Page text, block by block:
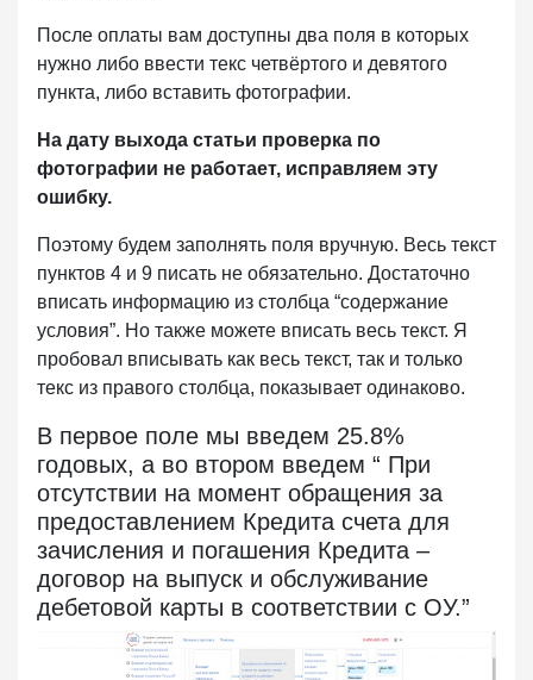
После оплаты вам доступны два поля в которых
нужно либо ввести текс четвёртого и девятого
пункта, либо вставить фотографии.
На дату выхода статьи проверка по
фотографии не работает, исправляем эту
ошибку.
Поэтому будем заполнять поля вручную. Весь текст
пунктов 4 и 9 писать не обязательно. Достаточно
вписать информацию из столбца “содержание
условия”. Но также можете вписать весь текст. Я
пробовал вписывать как весь текст, так и только
текс из правого столбца, показывает одинаково.
В первое поле мы введем 25.8%
годовых, а во втором введем “ При
отсутствии на момент обращения за
предоставлением Кредита счета для
зачисления и погашения Кредита –
договор на выпуск и обслуживание
дебетовой карты в соответствии с ОУ.”